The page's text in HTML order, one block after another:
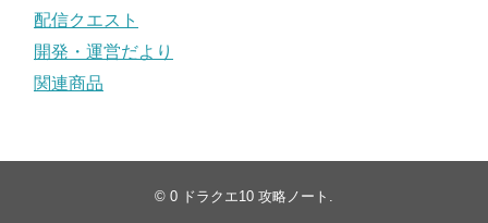
配信クエスト
開発・運営だより
関連商品
© 0 ドラクエ10 攻略ノート